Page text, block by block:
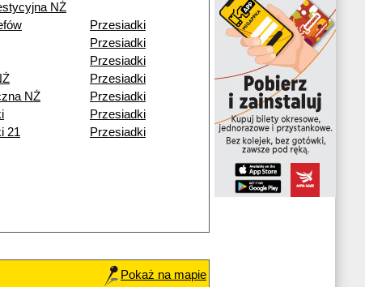
NŻ
Przesiadki
Przesiadki
Przesiadki
Przesiadki
NŻ
Przesiadki
Przesiadki
21
Przesiadki
Pokaż na mapie